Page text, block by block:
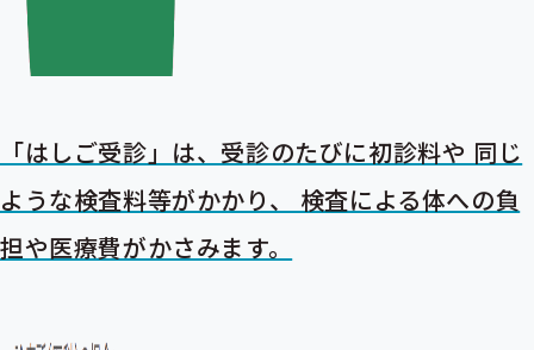
「はしご受診」は、受診のたびに初診料や 同じ
ような検査料等がかかり、 検査による体への負
担や医療費がかさみます。